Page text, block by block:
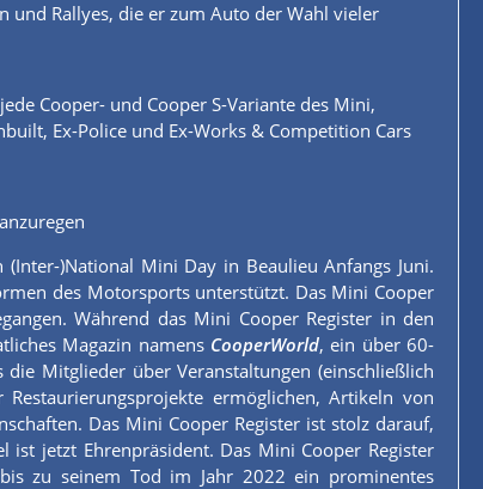
und Rallyes, die er zum Auto der Wahl vieler
Cooper- und Cooper S-Variante des Mini,
Ex-Police und Ex-Works & Competition Cars
)National Mini Day in Beaulieu Anfangs Juni.
des Motorsports unterstützt. Das Mini Cooper
Während das Mini Cooper Register in den
Magazin namens CooperWorld, ein über 60-
Mitglieder über Veranstaltungen (einschließlich
ermöglichen, Artikeln von
Das Mini Cooper Register ist stolz darauf,
ist jetzt Ehrenpräsident. Das Mini Cooper Register
zu seinem Tod im Jahr 2022 ein prominentes